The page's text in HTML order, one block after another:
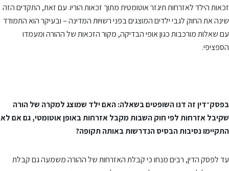
זכאות הילד לאזרחות תיגזר אוטומטית מתוך זכאות הוריו. עם זאת, התקדים הזה
שינה את החוק לגבי ילדים המוצגים בפני רשויות המדינה – ובעיקר הוא התמודד
עם שאלות מורכבות כגון אופי הבדיקה, מקור הזכאות של ההורה ומעמדו
הספציפי.
בפסק־דין זה דנו השופטים בשאלה: האם ילד שמוצג למקרה של הורה
שקיבל אזרחות לפי חוק השבות מקבל אזרחות באופן אוטומטי, גם אם לא
התקיימו נסיבות הבסיס הנדרשות באותה תקופה?
עד לפסק הדין, רבים מנחו כי קבלת האזרחות של ההורה משמעה גם קבלת